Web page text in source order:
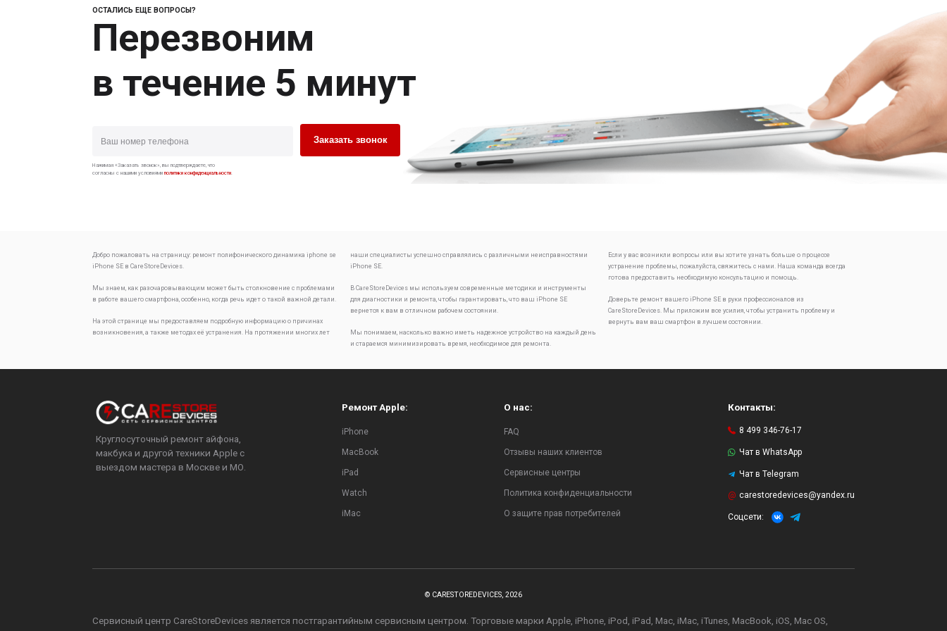
ОСТАЛИСЬ ЕЩЕ ВОПРОСЫ?
Перезвоним
в течение 5 минут
Заказать звонок
Нажимая «Заказать звонок», вы подтверждаете, что
согласны с нашими условиямиполитики конфиденциальности.
Добро пожаловать на страницу: ремонт полифонического динамика iphone se
iPhone SE в CareStoreDevices.
Мы знаем, как разочаровывающим может быть столкновение с проблемами
в работе вашего смартфона, особенно, когда речь идет о такой важной детали.
На этой странице мы предоставляем подробную информацию о причинах
возникновения, а также методах её устранения. На протяжении многих лет
наши специалисты успешно справлялись с различными неисправностями
iPhone SE.
В CareStoreDevices мы используем современные методики и инструменты
для диагностики и ремонта, чтобы гарантировать, что ваш iPhone SE
вернется к вам в отличном рабочем состоянии.
Мы понимаем, насколько важно иметь надежное устройство на каждый день
и стараемся минимизировать время, необходимое для ремонта.
Если у вас возникли вопросы или вы хотите узнать больше о процессе
устранение проблемы, пожалуйста, свяжитесь с нами. Наша команда всегда
готова предоставить необходимую консультацию и помощь.
Доверьте ремонт вашего iPhone SE в руки профессионалов из
CareStoreDevices. Мы приложим все усилия, чтобы устранить проблему и
вернуть вам ваш смартфон в лучшем состоянии.
Круглосуточный ремонт айфона,
макбука и другой техники Apple с
выездом мастера в Москве и МО.
Ремонт Apple:
iPhone
MacBook
iPad
Watch
iMac
О нас:
FAQ
Отзывы наших клиентов
Сервисные центры
Политика конфиденциальности
О защите прав потребителей
Контакты:
8 499 346-76-17
Чат в WhatsApp
Чат в Telegram
carestoredevices@yandex.ru
Соцсети:
© CARESTOREDEVICES, 2026
Сервисный центр CareStoreDevices является постгарантийным сервисным центром. Торговые марки Apple, iPhone, iPod, iPad, Mac, iMac, iTunes, MacBook, iOS, Mac OS,